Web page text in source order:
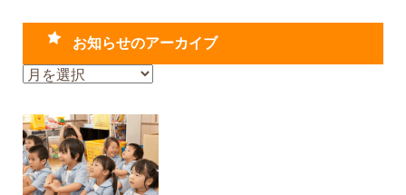
お知らせのアーカイブ
お
ら
せ
の
ア